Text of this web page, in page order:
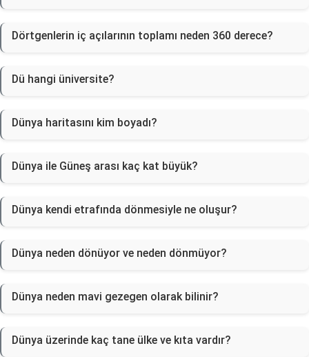
Dörtgenlerin iç açılarının toplamı neden 360 derece?
Dü hangi üniversite?
Dünya haritasını kim boyadı?
Dünya ile Güneş arası kaç kat büyük?
Dünya kendi etrafında dönmesiyle ne oluşur?
Dünya neden dönüyor ve neden dönmüyor?
Dünya neden mavi gezegen olarak bilinir?
Dünya üzerinde kaç tane ülke ve kıta vardır?